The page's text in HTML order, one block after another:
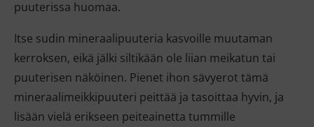
puuterissa huomaa.
Itse sudin mineraalipuuteria kasvoille muutaman
kerroksen, eikä jälki siltikään ole liian meikatun tai
puuterisen näköinen. Pienet ihon sävyerot tämä
mineraalimeikkipuuteri peittää ja tasoittaa hyvin, ja
lisään vielä erikseen peiteainetta tummille